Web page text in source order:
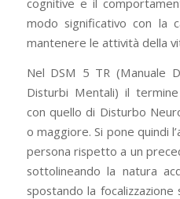
cognitive e il
modo significativo con la
mantenere le attività della
Nel DSM 5 TR (Manuale
Disturbi Mentali) il
con quello di Disturbo
o maggiore. Si pone quindi
persona rispetto a un
sottolineando la natura
spostando la